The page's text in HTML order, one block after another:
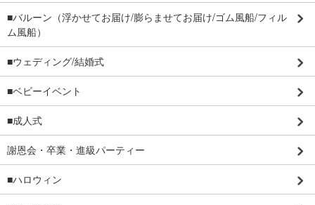
■バルーン（浮かせてお届け/膨らませてお届け/ゴム風船/フィル
ム風船）
■ウェディング/結婚式
■ベビーイベント
■成人式
謝恩会・卒業・進級パーティー
■ハロウィン